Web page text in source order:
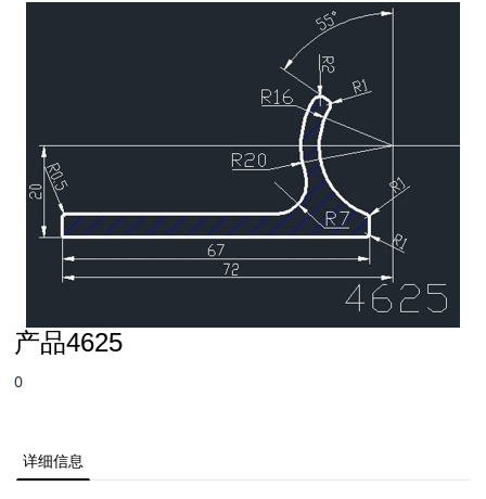
产品4625
0
详细信息